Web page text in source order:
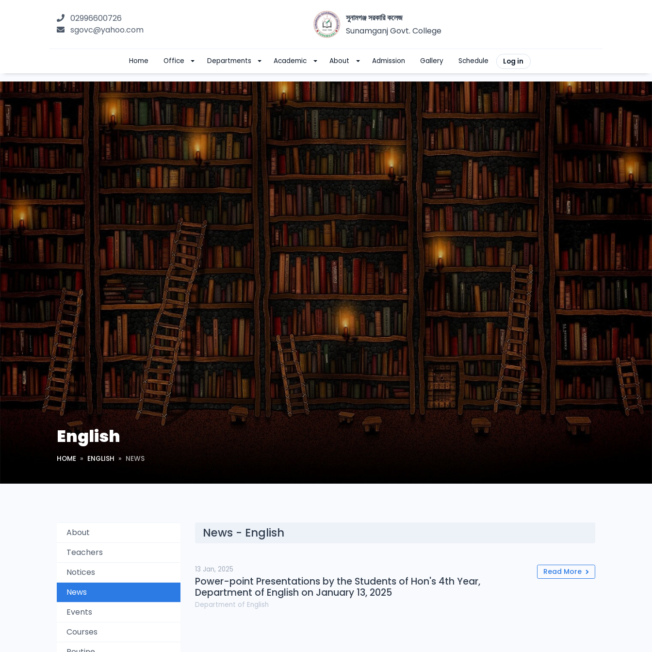
02996600726
sgovc@yahoo.com
সুনামগঞ্জ সরকারি কলেজ
Sunamganj Govt. College
Home Office Departments Academic About Admission Gallery Schedule Log in
English
HOME ENGLISH NEWS
About
Teachers
Notices
News
Events
Courses
News - English
13 Jan, 2025
Power-point Presentations by the Students of Hon's 4th Year,
Department of English on January 13, 2025
Department of English
Read More